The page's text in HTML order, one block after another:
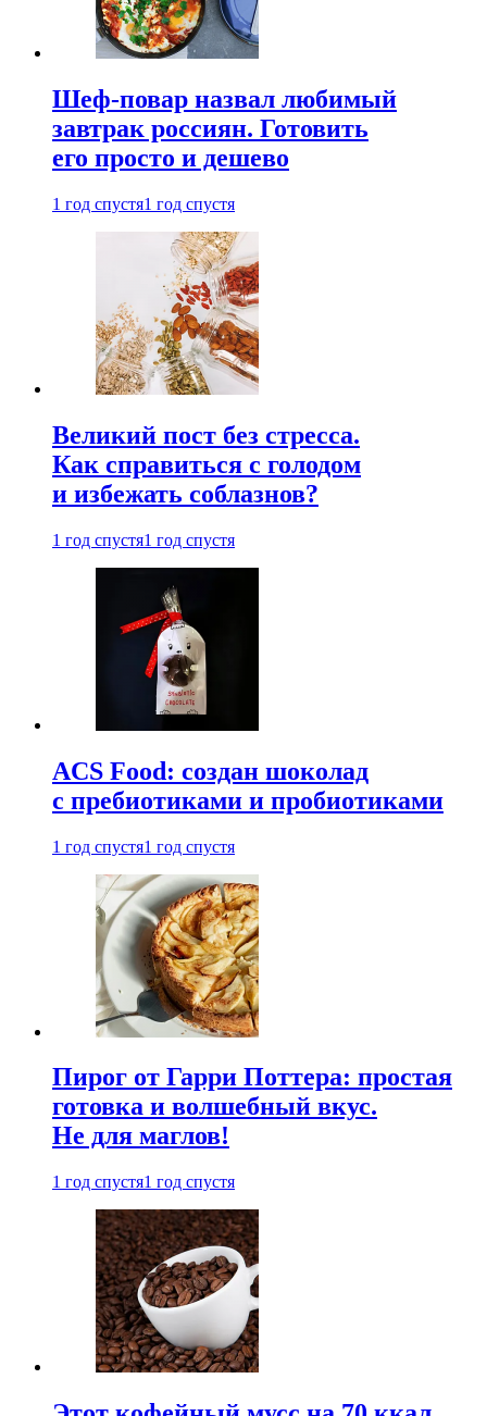
Шеф-повар назвал любимый
завтрак россиян. Готовить
его просто и дешево
1 год спустя1 год спустя
Великий пост без стресса.
Как справиться с голодом
и избежать соблазнов?
1 год спустя1 год спустя
ACS Food: создан шоколад
с пребиотиками и пробиотиками
1 год спустя1 год спустя
Пирог от Гарри Поттера: простая
готовка и волшебный вкус.
Не для маглов!
1 год спустя1 год спустя